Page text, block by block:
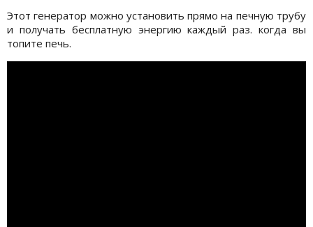
Этот генератор можно установить прямо на печную трубу
и получать бесплатную энергию каждый раз. когда вы
топите печь.